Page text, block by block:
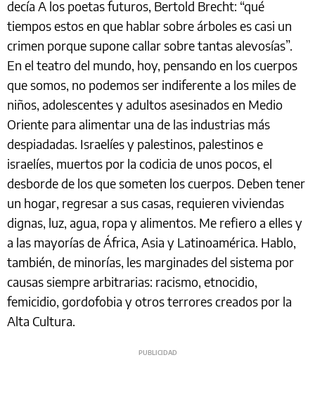
decía A los poetas futuros, Bertold Brecht: “qué
tiempos estos en que hablar sobre árboles es casi un
crimen porque supone callar sobre tantas alevosías”.
En el teatro del mundo, hoy, pensando en los cuerpos
que somos, no podemos ser indiferente a los miles de
niños, adolescentes y adultos asesinados en Medio
Oriente para alimentar una de las industrias más
despiadadas. Israelíes y palestinos, palestinos e
israelíes, muertos por la codicia de unos pocos, el
desborde de los que someten los cuerpos. Deben tener
un hogar, regresar a sus casas, requieren viviendas
dignas, luz, agua, ropa y alimentos. Me refiero a elles y
a las mayorías de África, Asia y Latinoamérica. Hablo,
también, de minorías, les marginades del sistema por
causas siempre arbitrarias: racismo, etnocidio,
femicidio, gordofobia y otros terrores creados por la
Alta Cultura.